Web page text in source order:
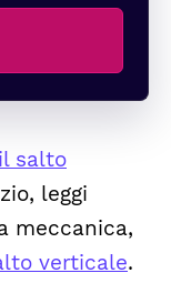
salto
leggi
meccanica,
verticale.